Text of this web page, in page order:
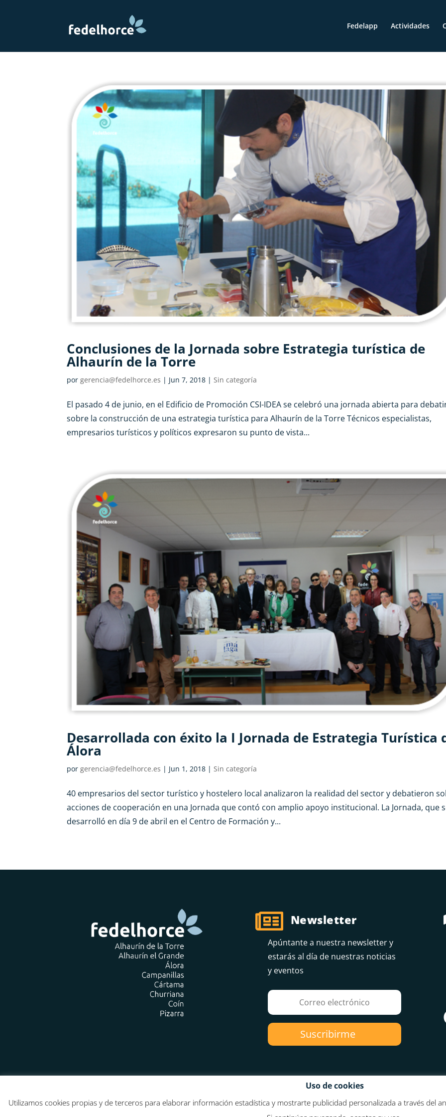
Fedelapp Actividades
Conclusiones de la Jornada sobre Estrategia turística de
Alhaurín de la Torre
porgerencia@fedelhorce.es | Jun 7, 2018 | Sin categoría
El pasado 4 de junio, en el Edificio de Promoción CSI-IDEA se celebró una jornada abierta para
sobre la construcción de una estrategia turística para Alhaurín de la Torre Técnicos especialistas,
empresarios turísticos y políticos expresaron su punto de vista...
Desarrollada con éxito la I Jornada de Estrategia Turística
Álora
porgerencia@fedelhorce.es | Jun 1, 2018 | Sin categoría
40 empresarios del sector turístico y hostelero local analizaron la realidad del sector y debatieron
acciones de cooperación en una Jornada que contó con amplio apoyo institucional. La Jornada, que
desarrolló en día 9 de abril en el Centro de Formación y...
 Newsletter
Apúntante a nuestra newsletter y
estarás al día de nuestras noticias
y eventos
Suscribirme
Uso de cookies
Utilizamos cookies propias y de terceros para elaborar información estadística y mostrarte publicidad personalizada a través del